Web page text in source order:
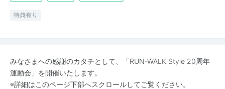
特典有り
みなさまへの感謝のカタチとして、「RUN-WALK Style 20周年
運動会」を開催いたします。
※詳細はこのページ下部へスクロールしてご覧ください。